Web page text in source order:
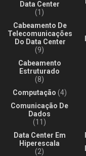
Data Center
(1)
Cabeamento De
Telecomunicações
Do Data Center
(9)
Cabeamento
Estruturado
(8)
Computação (4)
Comunicação De
Dados
(11)
Data Center Em
Hiperescala
(2)